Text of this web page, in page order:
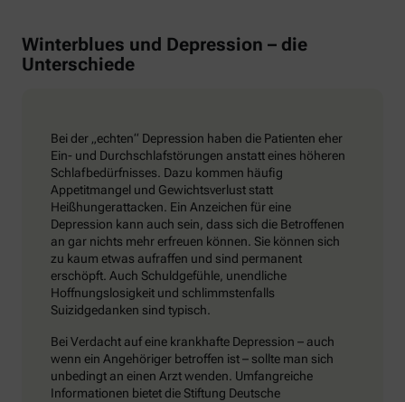
Winterblues und Depression – die
Unterschiede
Bei der „echten“ Depression haben die Patienten eher
Ein- und Durchschlafstörungen anstatt eines höheren
Schlafbedürfnisses. Dazu kommen häufig
Appetitmangel und Gewichtsverlust statt
Heißhungerattacken. Ein Anzeichen für eine
Depression kann auch sein, dass sich die Betroffenen
an gar nichts mehr erfreuen können. Sie können sich
zu kaum etwas aufraffen und sind permanent
erschöpft. Auch Schuldgefühle, unendliche
Hoffnungslosigkeit und schlimmstenfalls
Suizidgedanken sind typisch.
Bei Verdacht auf eine krankhafte Depression – auch
wenn ein Angehöriger betroffen ist – sollte man sich
unbedingt an einen Arzt wenden. Umfangreiche
Informationen bietet die Stiftung Deutsche